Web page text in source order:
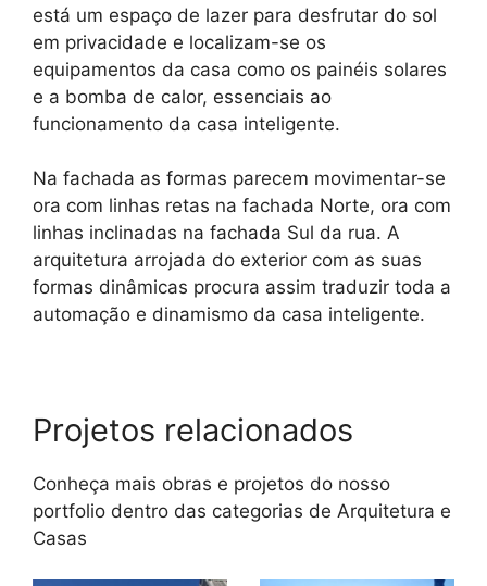
está um espaço de lazer para desfrutar do sol
em privacidade e localizam-se os
equipamentos da casa como os painéis solares
e a bomba de calor, essenciais ao
funcionamento da casa inteligente.
Na fachada as formas parecem movimentar-se
ora com linhas retas na fachada Norte, ora com
linhas inclinadas na fachada Sul da rua. A
arquitetura arrojada do exterior com as suas
formas dinâmicas procura assim traduzir toda a
automação e dinamismo da casa inteligente.
Projetos relacionados
Conheça mais obras e projetos do nosso
portfolio dentro das categorias de Arquitetura e
Casas